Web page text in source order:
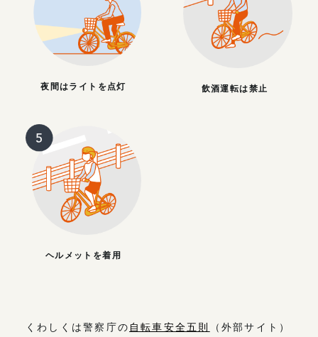
夜間はライトを点灯 飲酒運転は禁止
ヘルメットを着用
くわしくは警察庁の 自転車安全五則
（外部サイト）